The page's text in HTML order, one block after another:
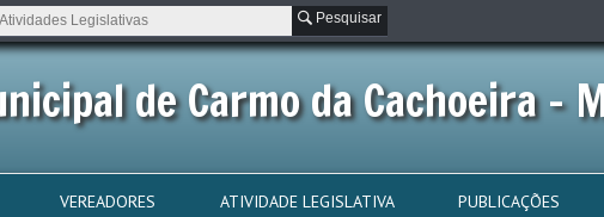
Pesquisar
de Carmo da Cachoeira -
VEREADORES ATIVIDADE LEGISLATIVA PUBLICAÇÕES